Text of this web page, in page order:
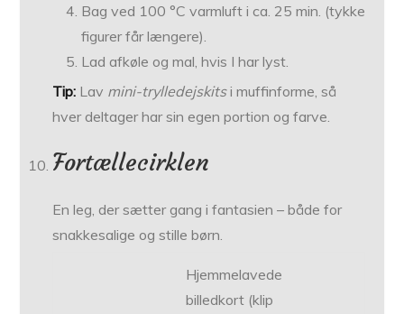
Bag ved 100 °C varmluft i ca. 25 min. (tykke
figurer får længere).
Lad afkøle og mal, hvis I har lyst.
Tip: Lav mini-trylledejskitsi muffinforme, så
hver deltager har sin egen portion og farve.
Fortællecirklen
En leg, der sætter gang i fantasien – både for
snakkesalige og stille børn.
Hjemmelavede
billedkort (klip